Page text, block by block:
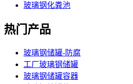
玻璃钢化粪池
热门产品
玻璃钢储罐-防腐
工厂玻璃钢储罐
玻璃钢储罐容器